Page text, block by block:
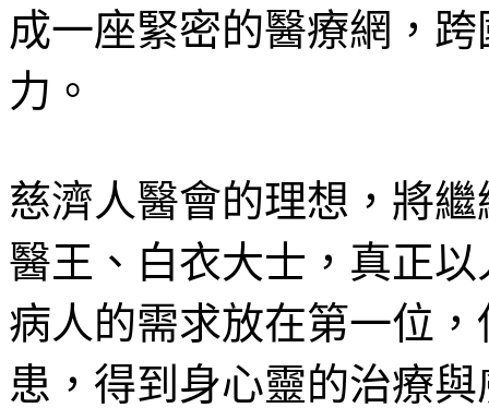
成一座緊密的醫療網，
力。
慈濟人醫會的理想，將
醫王、白衣大士，真正
病人的需求放在第一位
患，得到身心靈的治療